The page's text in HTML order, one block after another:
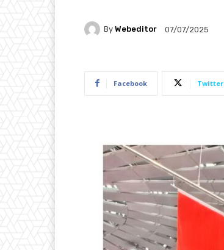
By Webeditor 07/07/2025
Facebook Twitter